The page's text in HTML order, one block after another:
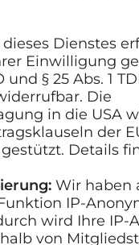
Dienstes
Einwilligung
und § 25 Abs. 1
Die
in die USA
der
Details
Wir haben
IP-
wird Ihre IP-
von